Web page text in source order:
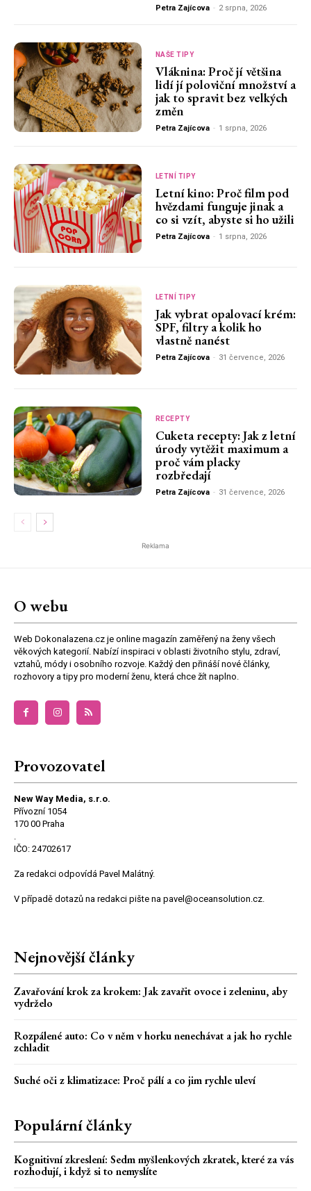
Petra Zajícova - 2 srpna, 2026
NAŠE TIPY
Vláknina: Proč jí většina
lidí jí poloviční množství a
jak to spravit bez velkých
změn
Petra Zajícova - 1 srpna, 2026
LETNÍ TIPY
Letní kino: Proč film pod
hvězdami funguje jinak a
co si vzít, abyste si ho užili
Petra Zajícova - 1 srpna, 2026
LETNÍ TIPY
Jak vybrat opalovací krém:
SPF, filtry a kolik ho
vlastně nanést
Petra Zajícova - 31 července, 2026
RECEPTY
Cuketa recepty: Jak z letní
úrody vytěžit maximum a
proč vám placky
rozbředají
Petra Zajícova - 31 července, 2026
Reklama
O webu
Web Dokonalazena.cz je online magazín zaměřený na ženy všech
věkových kategorií. Nabízí inspiraci v oblasti životního stylu, zdraví,
vztahů, módy i osobního rozvoje. Každý den přináší nové články,
rozhovory a tipy pro moderní ženu, která chce žít naplno.
Provozovatel
New Way Media, s.r.o.
Přívozní 1054
170 00 Praha
.
IČO: 24702617
Za redakci odpovídá Pavel Malátný.
V případě dotazů na redakci pište na pavel@oceansolution.cz.
Nejnovější články
Zavařování krok za krokem: Jak zavařit ovoce i zeleninu, aby
vydrželo
Rozpálené auto: Co v něm v horku nenechávat a jak ho rychle
zchladit
Suché oči z klimatizace: Proč pálí a co jim rychle uleví
Populární články
Kognitivní zkreslení: Sedm myšlenkových zkratek, které za vás
rozhodují, i když si to nemyslíte